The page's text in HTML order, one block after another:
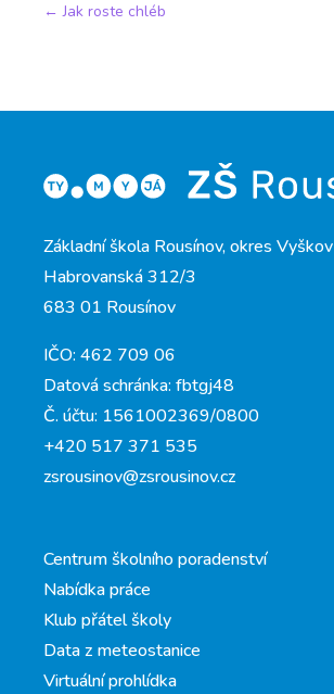
←Jak roste chléb
Základní škola Rousínov, okres Vyškov
Habrovanská 312/3
683 01 Rousínov
IČO: 462 709 06
Datová schránka: fbtgj48
Č. účtu: 1561002369/0800
+420 517 371 535
zsrousinov@zsrousinov.cz
Centrum školního poradenství
Nabídka práce
Klub přátel školy
Data z meteostanice
Virtuální prohlídka